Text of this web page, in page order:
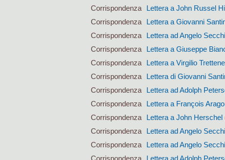
Corrispondenza
Lettera a John Russel
Corrispondenza
Lettera a Giovanni
Corrispondenza
Lettera ad Angelo Secchi
Corrispondenza
Lettera a Giuseppe
Corrispondenza
Lettera a Virgilio
Corrispondenza
Lettera di Giovanni
Corrispondenza
Lettera ad Adolph
Corrispondenza
Lettera a François Arago
Corrispondenza
Lettera a John Herschel
Corrispondenza
Lettera ad Angelo Secchi
Corrispondenza
Lettera ad Angelo Secchi
Corrispondenza
Lettera ad Adolph